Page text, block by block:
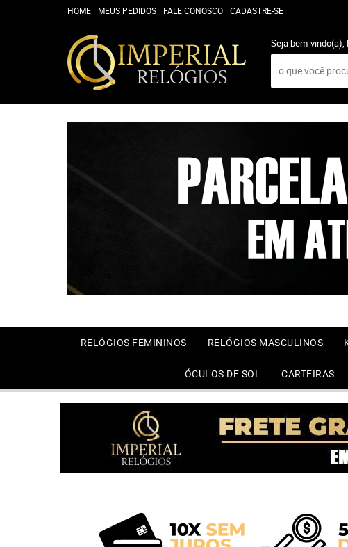
HOME MEUS PEDIDOS FALE CONOSCO CADASTRE-SE
Seja bem-vindo(a),
RELÓGIOS FEMININOS RELÓGIOS MASCULINOS
ÓCULOS DE SOL CARTEIRAS